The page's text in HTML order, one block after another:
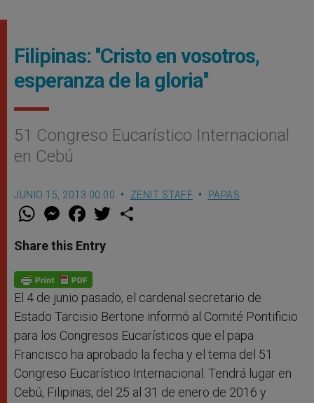
Filipinas: ''Cristo en vosotros,
esperanza de la gloria''
51 Congreso Eucarístico Internacional
en Cebú
JUNIO 15, 2013 00:00 ZENIT STAFF PAPAS
W
t
s
p
p
M
e
s
e
g
e
r
F
a
e
b
o
k
w
Share this Entry
El 4 de junio pasado, el cardenal secretario de
Estado Tarcisio Bertone informó al Comité Pontificio
para los Congresos Eucarísticos que el papa
Francisco ha aprobado la fecha y el tema del 51
Congreso Eucarístico Internacional. Tendrá lugar en
Cebú, Filipinas, del 25 al 31 de enero de 2016 y